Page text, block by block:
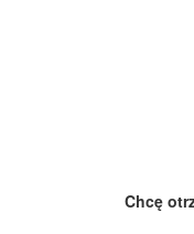
Chcę